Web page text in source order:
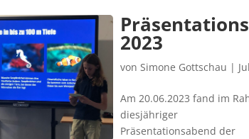
2023
von Simone Gottschau |
Am 20.06.2023 fand im
diesjähriger
Präsentationsabend der